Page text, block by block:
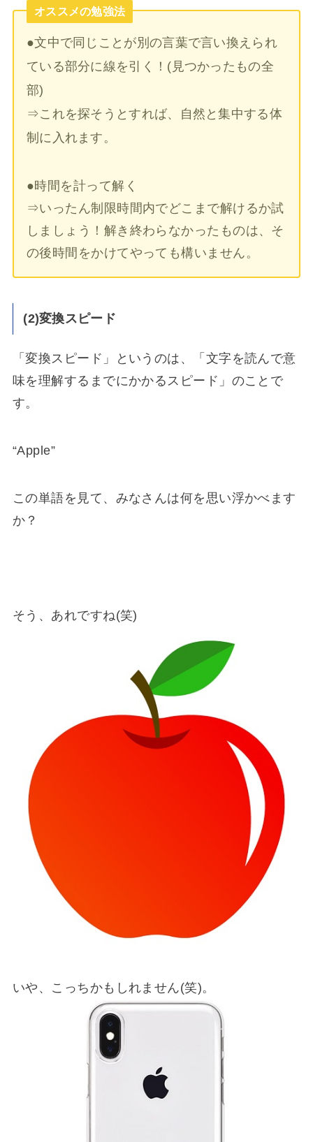
オススメの勉強法
●文中で同じことが別の言葉で言い換えられ
ている部分に線を引く！(見つかったもの全
部)
⇒これを探そうとすれば、自然と集中する体
制に入れます。
●時間を計って解く
⇒いったん制限時間内でどこまで解けるか試
しましょう！解き終わらなかったものは、そ
の後時間をかけてやっても構いません。
(2)変換スピード
「変換スピード」というのは、「文字を読んで意
味を理解するまでにかかるスピード」のことで
す。
“Apple”
この単語を見て、みなさんは何を思い浮かべます
か？
そう、あれですね(笑)
いや、こっちかもしれません(笑)。